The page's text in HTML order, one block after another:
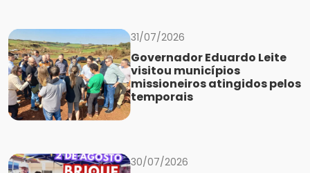
31/07/2026
Governador Eduardo Leite
visitou municípios
missioneiros atingidos pelos
temporais
30/07/2026